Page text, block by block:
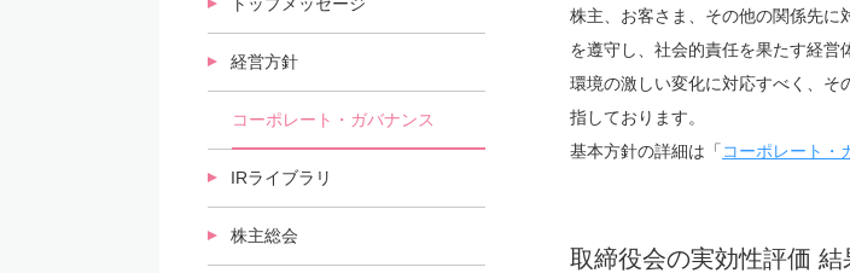
株主、お客さま、その他の関係先に
を遵守し、社会的責任を果たす経
環境の激しい変化に対応すべく、そ
指しております。
基本方針の詳細は「 コーポレート・
取締役会の実効性評価 結
経営方針
コーポレート・ガバナンス
IRライブラリ
株主総会